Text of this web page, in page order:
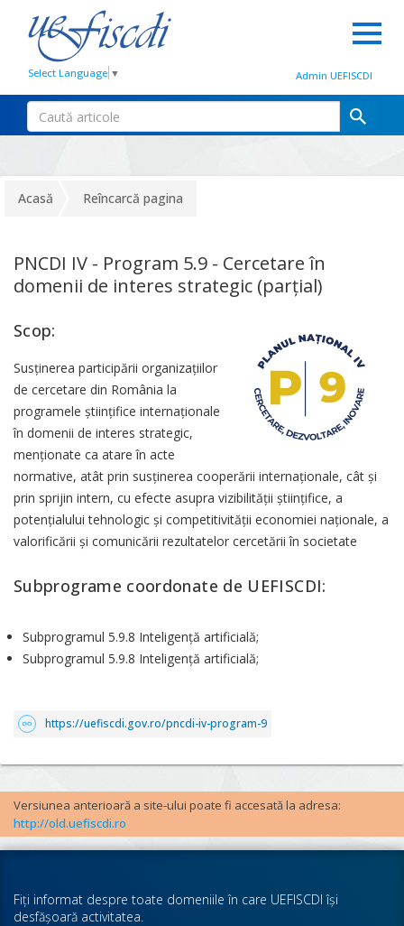
Select Language ▼ Admin UEFISCDI
Acasă Reîncarcă pagina
PNCDI IV - Program 5.9 - Cercetare în
domenii de interes strategic (parțial)
Scop:
Susținerea participării organizațiilor
de cercetare din România la
programele științifice internaționale
în domenii de interes strategic,
menționate ca atare în acte
normative, atât prin susținerea cooperării internaționale, cât și
prin sprijin intern, cu efecte asupra vizibilității științifice, a
potențialului tehnologic și competitivității economiei naționale, a
valorificării și comunicării rezultatelor cercetării în societate
Subprograme coordonate de UEFISCDI:
Subprogramul 5.9.8 Inteligență artificială;
Subprogramul 5.9.8 Inteligență artificială;
https://uefiscdi.gov.ro/pncdi-iv-program-9
Versiunea anterioară a site-ului poate fi accesată la adresa:
http://old.uefiscdi.ro
Fiţi informat despre toate domeniile în care UEFISCDI îşi
desfăşoară activitatea.